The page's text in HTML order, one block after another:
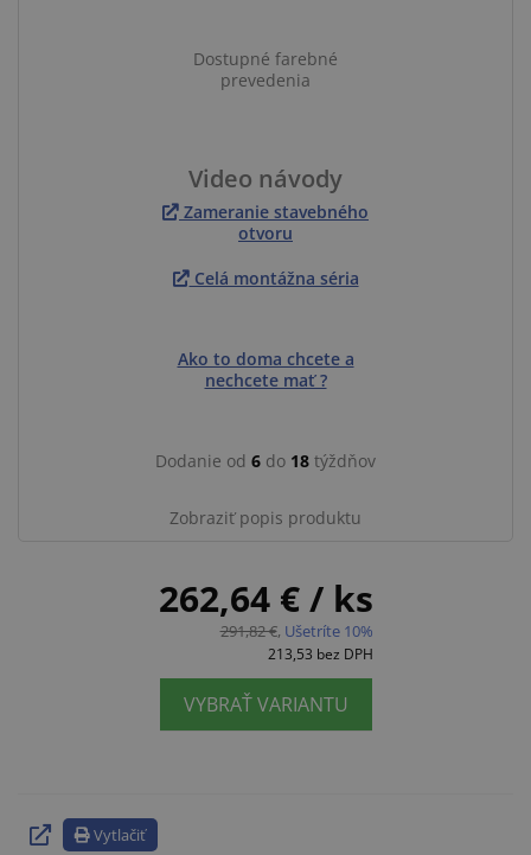
Dostupné farebné
prevedenia
Video návody
Zameranie stavebného
otvoru
Celá montážna séria
Ako to doma chcete a
nechcete mať ?
Dodanie od 6 do 18 týždňov
Zobraziť popis produktu
262,64 € / ks
291,82 €, Ušetríte 10%
213,53 bez DPH
VYBRAŤ VARIANTU
Vytlačiť